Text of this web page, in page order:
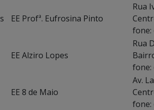
EE Profª. Eufrosina Pinto
Rua
fone:
EE Alziro Lopes
Rua
fone:
EE 8 de Maio
Av.
fone: